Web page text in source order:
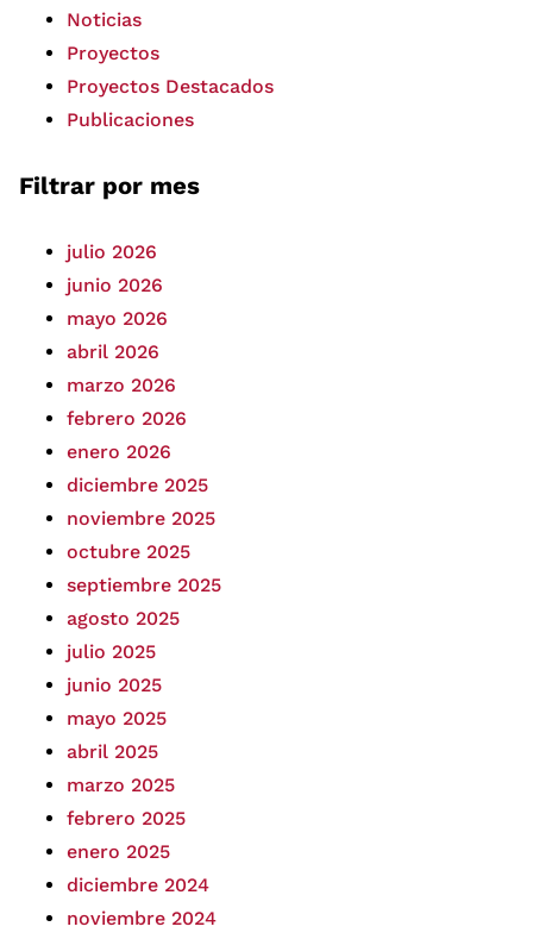
Noticias
Proyectos
Proyectos Destacados
Publicaciones
Filtrar por mes
julio 2026
junio 2026
mayo 2026
abril 2026
marzo 2026
febrero 2026
enero 2026
diciembre 2025
noviembre 2025
octubre 2025
septiembre 2025
agosto 2025
julio 2025
junio 2025
mayo 2025
abril 2025
marzo 2025
febrero 2025
enero 2025
diciembre 2024
noviembre 2024